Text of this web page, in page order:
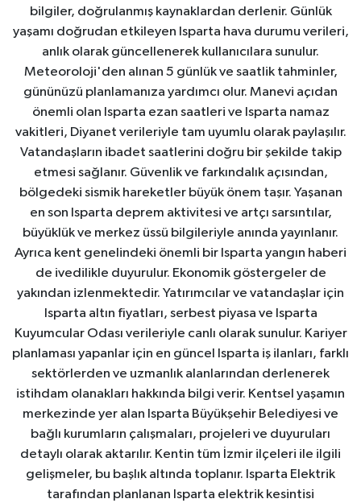
bilgiler, doğrulanmış kaynaklardan derlenir. Günlük
yaşamı doğrudan etkileyen Isparta hava durumu verileri,
anlık olarak güncellenerek kullanıcılara sunulur.
Meteoroloji'den alınan 5 günlük ve saatlik tahminler,
gününüzü planlamanıza yardımcı olur. Manevi açıdan
önemli olan Isparta ezan saatleri ve Isparta namaz
vakitleri, Diyanet verileriyle tam uyumlu olarak paylaşılır.
Vatandaşların ibadet saatlerini doğru bir şekilde takip
etmesi sağlanır. Güvenlik ve farkındalık açısından,
bölgedeki sismik hareketler büyük önem taşır. Yaşanan
en son Isparta deprem aktivitesi ve artçı sarsıntılar,
büyüklük ve merkez üssü bilgileriyle anında yayınlanır.
Ayrıca kent genelindeki önemli bir Isparta yangın haberi
de ivedilikle duyurulur. Ekonomik göstergeler de
yakından izlenmektedir. Yatırımcılar ve vatandaşlar için
Isparta altın fiyatları, serbest piyasa ve Isparta
Kuyumcular Odası verileriyle canlı olarak sunulur. Kariyer
planlaması yapanlar için en güncel Isparta iş ilanları, farklı
sektörlerden ve uzmanlık alanlarından derlenerek
istihdam olanakları hakkında bilgi verir. Kentsel yaşamın
merkezinde yer alan Isparta Büyükşehir Belediyesi ve
bağlı kurumların çalışmaları, projeleri ve duyuruları
detaylı olarak aktarılır. Kentin tüm İzmir ilçeleri ile ilgili
gelişmeler, bu başlık altında toplanır. Isparta Elektrik
tarafından planlanan Isparta elektrik kesintisi